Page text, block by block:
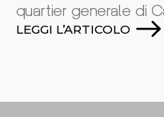
quartier generale di
LEGGI L’ARTICOLO